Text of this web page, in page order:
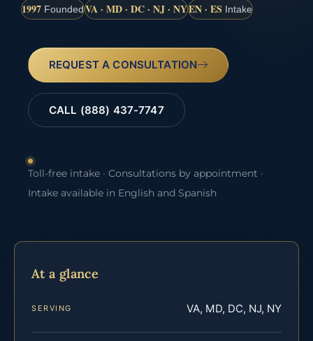
1997 FoundedVA · MD · DC · NJ · NYEN · ES Intake
REQUEST A CONSULTATION
CALL (888) 437-7747
Toll-free intake · Consultations by appointment ·
Intake available in English and Spanish
At a glance
SERVING VA, MD, DC, NJ, NY